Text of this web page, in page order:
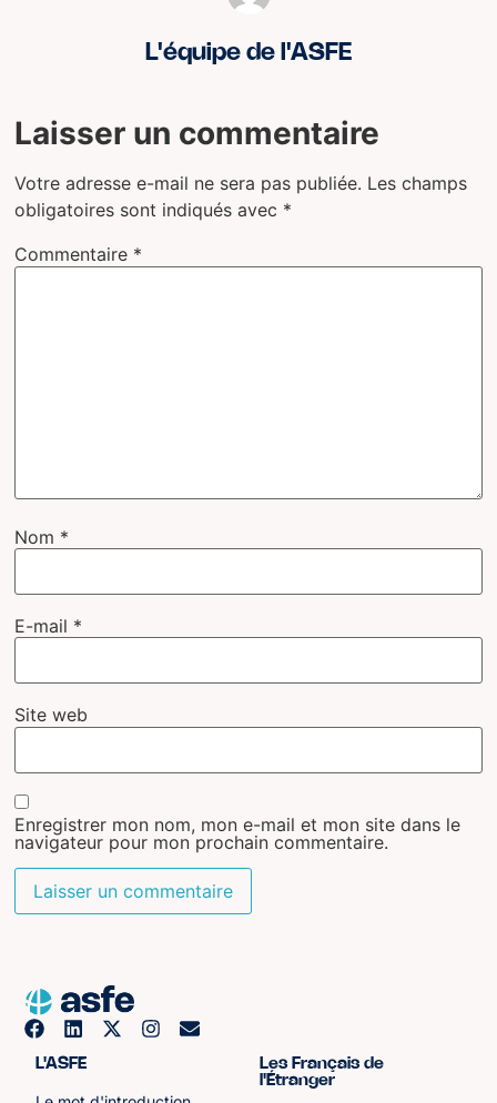
L'équipe de l'ASFE
Laisser un commentaire
Votre adresse e-mail ne sera pas publiée. Les champs
obligatoires sont indiqués avec *
Commentaire *
Nom *
E-mail *
Site web
Enregistrer mon nom, mon e-mail et mon site dans le
navigateur pour mon prochain commentaire.
L'ASFE
Les Français de
l'Étranger